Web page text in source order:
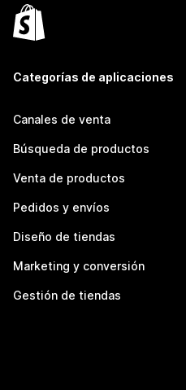
Categorías de aplicaciones
Canales de venta
Búsqueda de productos
Venta de productos
Pedidos y envíos
Diseño de tiendas
Marketing y conversión
Gestión de tiendas